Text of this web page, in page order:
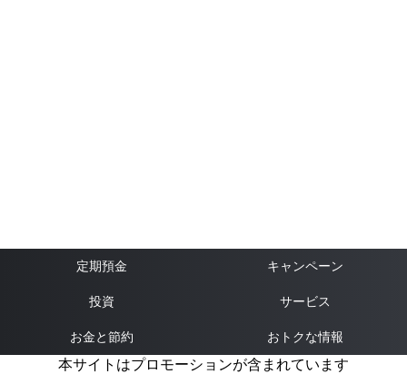
定期預金 キャンペーン
投資 サービス
お金と節約 おトクな情報
本サイトはプロモーションが含まれています